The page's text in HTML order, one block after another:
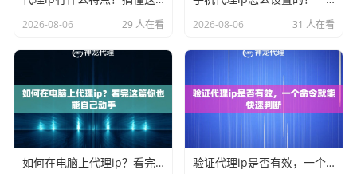
2026-08-06 29 人在看 2026-08-06 31 人在看
如何在电脑上代理ip？看完这篇你也能自己动手 验证代理ip是否有效，一个命令就能快速判断